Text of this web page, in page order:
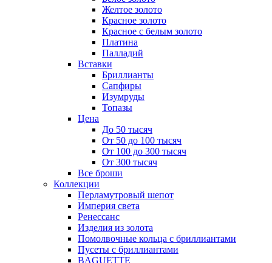
Желтое золото
Красное золото
Красное с белым золото
Платина
Палладий
Вставки
Бриллианты
Сапфиры
Изумруды
Топазы
Цена
До 50 тысяч
От 50 до 100 тысяч
От 100 до 300 тысяч
От 300 тысяч
Все броши
Коллекции
Перламутровый шепот
Империя света
Ренессанс
Изделия из золота
Помолвочные кольца с бриллиантами
Пусеты с бриллиантами
BAGUETTE